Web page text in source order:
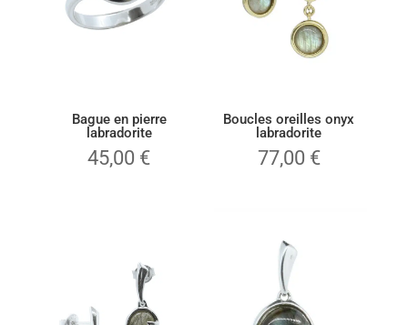
Bague en pierre
labradorite
45,00 €
Boucles oreilles onyx
labradorite
77,00 €